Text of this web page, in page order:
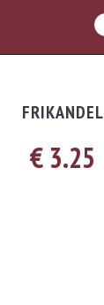
FRIKANDEL
€ 3.25